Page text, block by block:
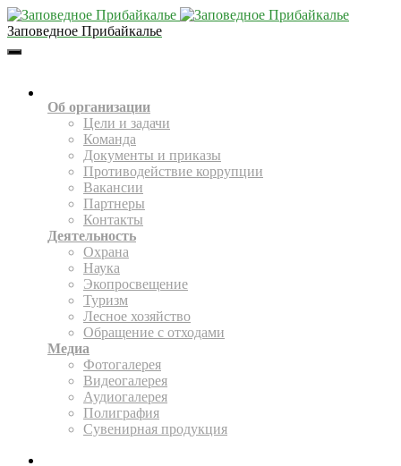
Заповедное Прибайкалье
Toggle
Об организации
Цели и задачи
Команда
Документы и приказы
Противодействие коррупции
Вакансии
Партнеры
Контакты
Деятельность
Охрана
Наука
Экопросвещение
Туризм
Лесное хозяйство
Обращение с отходами
Медиа
Фотогалерея
Видеогалерея
Аудиогалерея
Полиграфия
Сувенирная продукция